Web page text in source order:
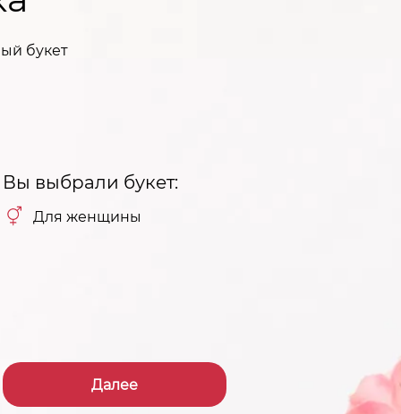
букет
Вы выбрали букет:
Для женщины
Далее